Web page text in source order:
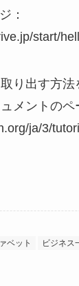
：
start/
り出す方法
メントのペ
ja/3/
ベット ビジネス